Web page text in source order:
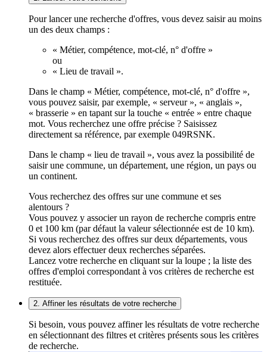
Pour lancer une recherche d'offres, vous devez saisir au moins
un des deux champs :
« Métier, compétence, mot-clé, n° d'offre »
ou
« Lieu de travail ».
Dans le champ « Métier, compétence, mot-clé, n° d'offre »,
vous pouvez saisir, par exemple, « serveur », « anglais »,
« brasserie » en tapant sur la touche « entrée » entre chaque
mot. Vous recherchez une offre précise ? Saisissez
directement sa référence, par exemple 049RSNK.
Dans le champ « lieu de travail », vous avez la possibilité de
saisir une commune, un département, une région, un pays ou
un continent.
Vous recherchez des offres sur une commune et ses
alentours ?
Vous pouvez y associer un rayon de recherche compris entre
0 et 100 km (par défaut la valeur sélectionnée est de 10 km).
Si vous recherchez des offres sur deux départements, vous
devez alors effectuer deux recherches séparées.
Lancez votre recherche en cliquant sur la loupe ; la liste des
offres d'emploi correspondant à vos critères de recherche est
restituée.
2. Affiner les résultats de votre recherche
Si besoin, vous pouvez affiner les résultats de votre recherche
en sélectionnant des filtres et critères présents sous les critères
de recherche.